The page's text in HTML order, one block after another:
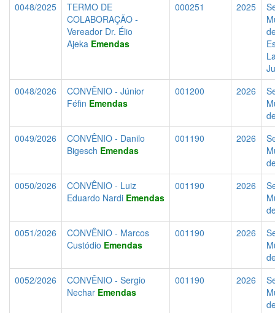
0048/2025
TERMO DE
COLABORAÇÃO -
Vereador Dr. Élio
Ajeka Emendas
000251 2025
0048/2026
CONVÊNIO - Júnior
Féfin Emendas
001200 2026
0049/2026
CONVÊNIO - Danilo
Bigesch Emendas
001190 2026
0050/2026
CONVÊNIO - Luiz
Eduardo Nardi Emendas
001190 2026
0051/2026
CONVÊNIO - Marcos
Custódio Emendas
001190 2026
0052/2026
CONVÊNIO - Sergio
Nechar Emendas
001190 2026